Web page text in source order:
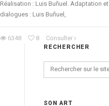
Réalisation : Luis Buñuel. Adaptation et
dialogues : Luis Buñuel,
6348 8 Consulter
RECHERCHER
SON ART